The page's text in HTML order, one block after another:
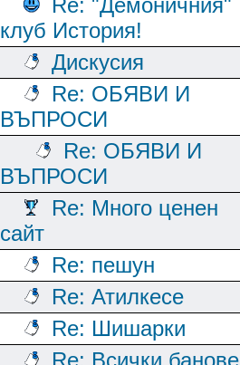
Re: "Демоничния"
клуб История!
Дискусия
Re: ОБЯВИ И
ВЪПРОСИ
Re: ОБЯВИ И
ВЪПРОСИ
Re: Много ценен
сайт
Re: пешун
Re: Атилкесе
Re: Шишарки
Re: Всички